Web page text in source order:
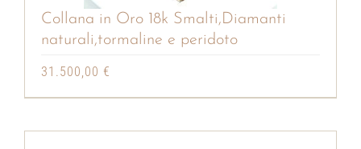
Collana in Oro 18k Smalti,Diamanti
naturali,tormaline e peridoto
31.500,00 €